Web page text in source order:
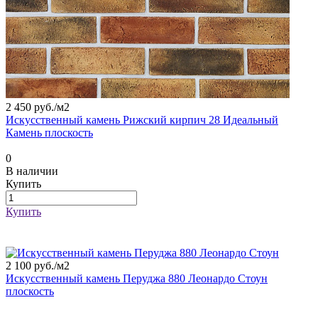
2 450 руб./м2
Искусственный камень Рижский кирпич 28 Идеальный
Камень плоскость
0
В наличии
Купить
Купить
2 100 руб./м2
Искусственный камень Перуджа 880 Леонардо Стоун
плоскость